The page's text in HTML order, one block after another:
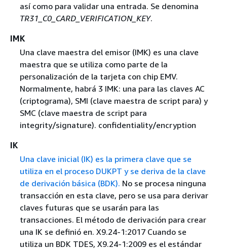
así como para validar una entrada. Se denomina
TR31_C0_CARD_VERIFICATION_KEY.
IMK
Una clave maestra del emisor (IMK) es una clave
maestra que se utiliza como parte de la
personalización de la tarjeta con chip EMV.
Normalmente, habrá 3 IMK: una para las claves AC
(criptograma), SMI (clave maestra de script para) y
SMC (clave maestra de script para
integrity/signature). confidentiality/encryption
IK
Una clave inicial (IK) es la primera clave que se
utiliza en el proceso DUKPT y se deriva de la clave
de derivación básica (BDK). No se procesa ninguna
transacción en esta clave, pero se usa para derivar
claves futuras que se usarán para las
transacciones. El método de derivación para crear
una IK se definió en. X9.24-1:2017 Cuando se
utiliza un BDK TDES, X9.24-1:2009 es el estándar